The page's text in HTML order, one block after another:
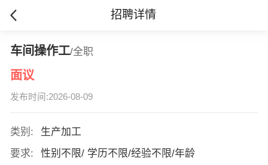
招聘详情
车间操作工/全职
面议
发布时间:2026-08-09
类别:
生产加工
要求:
性别不限/ 学历不限/经验不限/年龄